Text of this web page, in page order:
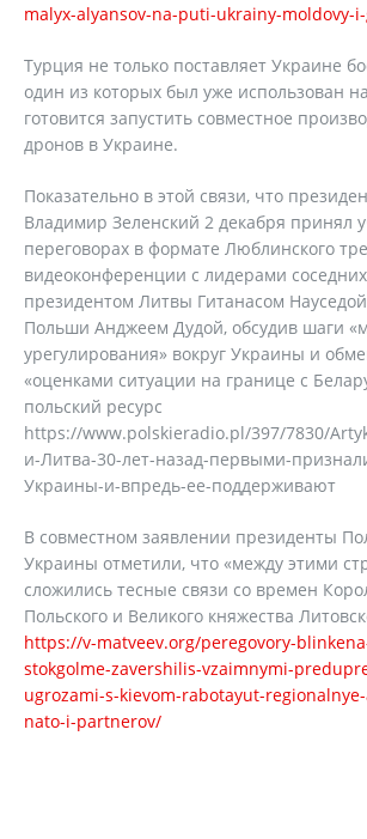
malyx-alyansov-na-puti-ukrainy-moldovy-
Турция не только поставляет Украине
один из которых был уже использован
готовится запустить совместное
дронов в Украине.
Показательно в этой связи, что
Владимир Зеленский 2 декабря принял
переговорах в формате Люблинского
видеоконференции с лидерами
президентом Литвы Гитанасом
Польши Анджеем Дудой, обсудив шаги
урегулирования» вокруг Украины и
«оценками ситуации на границе с
польский ресурс
https://www.polskieradio.pl/397/7830/
и-Литва-30-лет-назад-первыми-
Украины-и-впредь-ее-поддерживают
В совместном заявлении президенты
Украины отметили, что «между этими
сложились тесные связи со времен
Польского и Великого княжества
https://v-matveev.org/peregovory-
stokgolme-zavershilis-vzaimnymi-
ugrozami-s-kievom-rabotayut-
nato-i-partnerov/